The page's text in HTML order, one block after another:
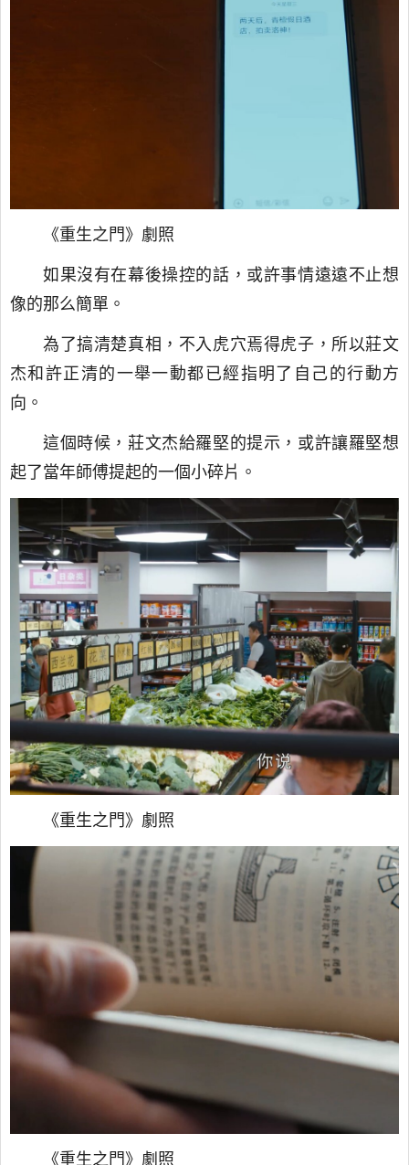
《重生之門》劇照
如果沒有在幕後操控的話，或許事情遠遠不止想
像的那么簡單。
為了搞清楚真相，不入虎穴焉得虎子，所以莊文
杰和許正清的一舉一動都已經指明了自己的行動方
向。
這個時候，莊文杰給羅堅的提示，或許讓羅堅想
起了當年師傅提起的一個小碎片。
《重生之門》劇照
《重生之門》劇照